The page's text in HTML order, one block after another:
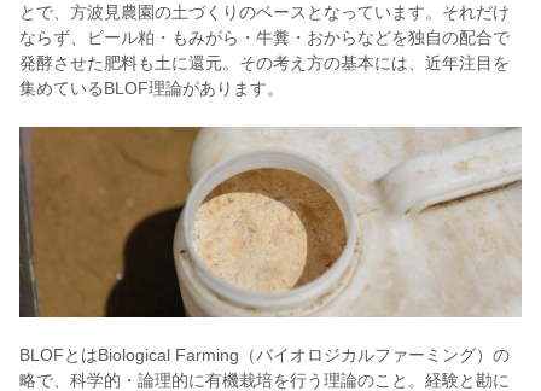
とで、方波見農園の土づくりのベースとなっています。それだけ
ならず、ビール粕・もみがら・牛糞・おからなどを独自の配合で
発酵させた肥料も土に還元。その考え方の基本には、近年注目を
集めているBLOF理論があります。
BLOFとはBiological Farming（バイオロジカルファーミング）の
略で、科学的・論理的に有機栽培を行う理論のこと。経験と勘に